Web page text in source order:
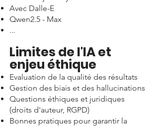
Avec Dalle-E
Qwen2.5 - Max
...
Limites de l'IA et
enjeu éthique
Evaluation de la qualité des résultats
Gestion des biais et des hallucinations
Questions éthiques et juridiques
(droits d'auteur, RGPD)
Bonnes pratiques pour garantir la